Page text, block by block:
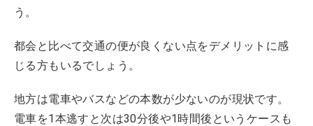
う。
都会と比べて交通の便が良くない点をデメリットに感
じる方もいるでしょう。
地方は電車やバスなどの本数が少ないのが現状です。
電車を1本逃すと次は30分後や1時間後というケースも